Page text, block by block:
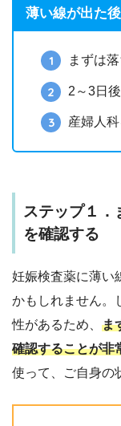
薄い線が出た
まずは
2～3日
産婦人
ステップ１．
を確認する
妊娠検査薬に薄い
かもしれません。
性があるため、 ま
確認することが非
使って、ご自身の